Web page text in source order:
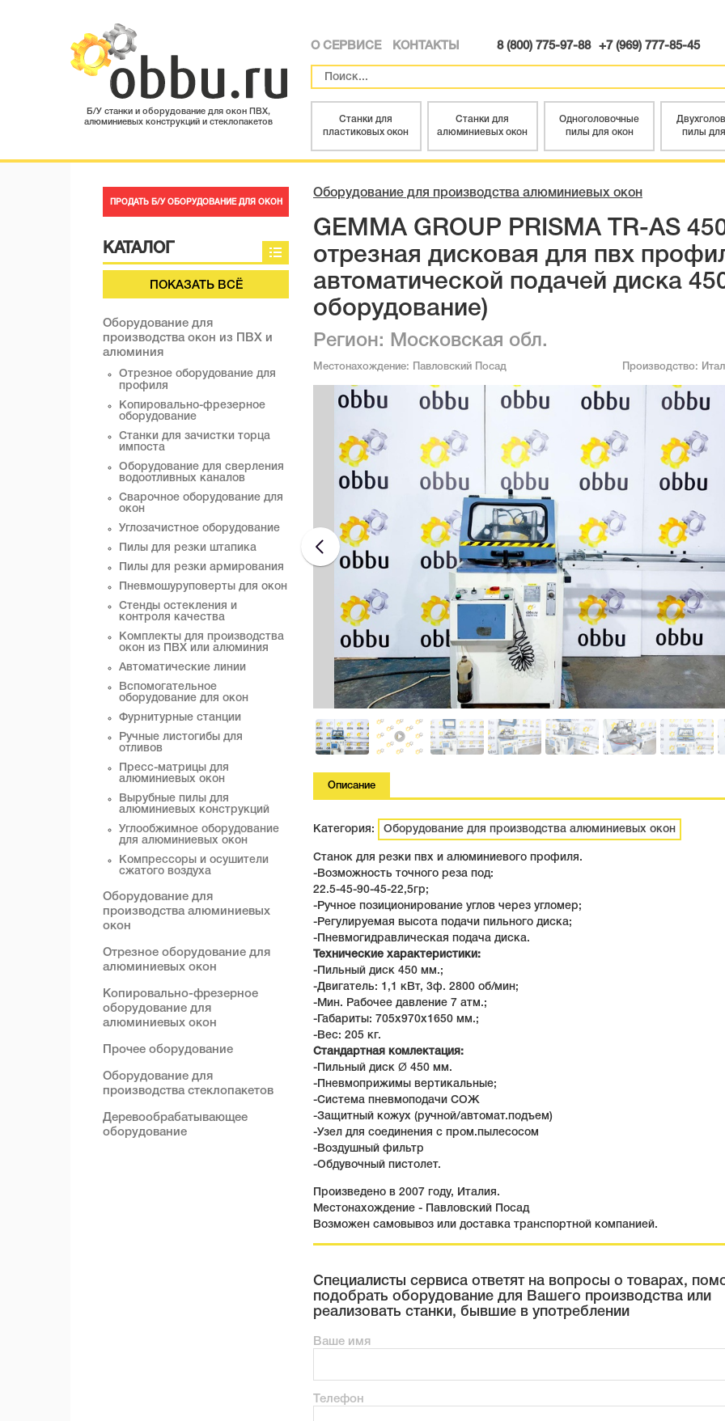
Б/У станки и оборудование для окон ПВХ,
алюминиевых конструкций и стеклопакетов
О СЕРВИСЕ КОНТАКТЫ 8 (800) 775-97-88 +7 (969) 777-85-45
Станки для
пластиковых окон
Станки для
алюминиевых окон
Одноголовочные
пилы для окон
пилы
ПРОДАТЬ Б/У ОБОРУДОВАНИЕ ДЛЯ ОКОН
КАТАЛОГ
ПОКАЗАТЬ ВСЁ
Оборудование для
производства окон из ПВХ и
алюминия
Отрезное оборудование для
профиля
Копировально-фрезерное
оборудование
Станки для зачистки торца
импоста
Оборудование для сверления
водоотливных каналов
Сварочное оборудование для
окон
Углозачистное оборудование
Пилы для резки штапика
Пилы для резки армирования
Пневмошуруповерты для окон
Стенды остекления и
контроля качества
Комплекты для производства
окон из ПВХ или алюминия
Автоматические линии
Вспомогательное
оборудование для окон
Фурнитурные станции
Ручные листогибы для
отливов
Пресс-матрицы для
алюминиевых окон
Вырубные пилы для
алюминиевых конструкций
Углообжимное оборудование
для алюминиевых окон
Компрессоры и осушители
сжатого воздуха
Оборудование для
производства алюминиевых
окон
Отрезное оборудование для
алюминиевых окон
Копировально-фрезерное
оборудование для
алюминиевых окон
Прочее оборудование
Оборудование для
производства стеклопакетов
Деревообрабатывающее
оборудование
Оборудование для производства алюминиевых окон
GEMMA GROUP PRISMA TR-AS
отрезная дисковая для пвх
автоматической подачей диска
оборудование)
Регион: Московская обл.
Местонахождение: Павловский Посад Производство:
Описание
Категория: Оборудование для производства алюминиевых окон
Станок для резки пвх и алюминиевого профиля.
-Возможность точного реза под:
22.5-45-90-45-22,5гр;
-Ручное позиционирование углов через угломер;
-Регулируемая высота подачи пильного диска;
-Пневмогидравлическая подача диска.
Технические характеристики:
-Пильный диск 450 мм.;
-Двигатель: 1,1 кВт, 3ф. 2800 об/мин;
-Мин. Рабочее давление 7 атм.;
-Габариты: 705x970x1650 мм.;
-Вес: 205 кг.
Стандартная комлектация:
-Пильный диск Ø 450 мм.
-Пневмоприжимы вертикальные;
-Система пневмоподачи СОЖ
-Защитный кожух (ручной/автомат.подъем)
-Узел для соединения с пром.пылесосом
-Воздушный фильтр
-Обдувочный пистолет.
Произведено в 2007 году, Италия.
Местонахождение - Павловский Посад
Возможен самовывоз или доставка транспортной компанией.
Специалисты сервиса ответят на вопросы о товарах,
подобрать оборудование для Вашего производства или
реализовать станки, бывшие в употреблении
Ваше имя
Телефон